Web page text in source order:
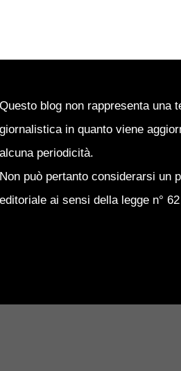
Questo blog non rappresenta una
giornalistica in quanto viene
alcuna periodicità.
Non può pertanto considerarsi un
editoriale ai sensi della legge n°